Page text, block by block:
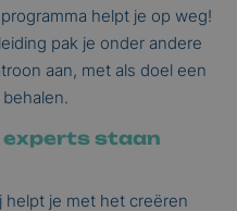
helpt je op weg!
pak je onder andere
aan, met als doel een
experts staan
helpt je met het creëren